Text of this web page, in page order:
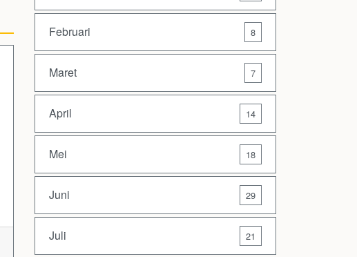
Februari 8
Maret 7
April 14
Mei 18
Juni 29
Juli 21